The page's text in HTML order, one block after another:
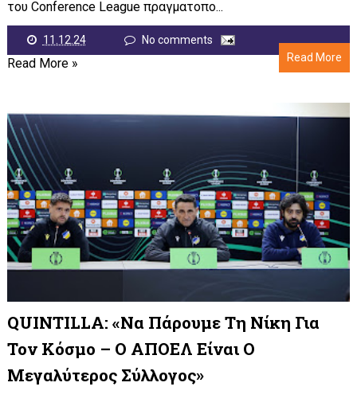
του Conference League πραγματοπο...
11.12.24
No comments
Read More
Read More »
QUINTILLA: «Να Πάρουμε Τη Νίκη Για
Τον Κόσμο – Ο ΑΠΟΕΛ Είναι Ο
Μεγαλύτερος Σύλλογος»